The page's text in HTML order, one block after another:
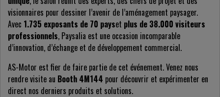
visionnaires pour dessiner l’avenir de l’aménagement paysager.
Avec 1.735 exposants de 70 payset plus de 38.000 visiteurs
professionnels, Paysalia est une occasion incomparable
d’innovation, d’échange et de développement commercial.
AS-Motor est fier de faire partie de cet événement. Venez nous
rendre visite au Booth 4M144 pour découvrir et expérimenter en
direct nos derniers produits et solutions.